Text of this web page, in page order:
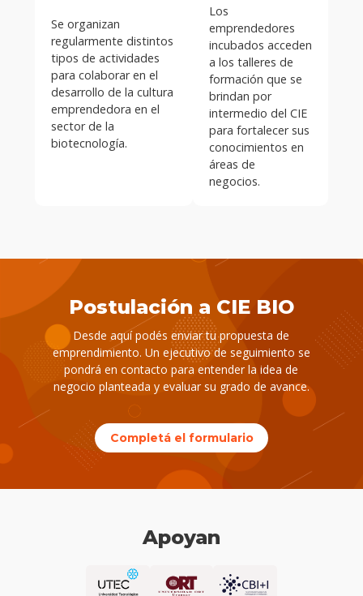
Se organizan
regularmente distintos
tipos de actividades
para colaborar en el
desarrollo de la cultura
emprendedora en el
sector de la
biotecnología.
Los
emprendedores
incubados acceden
a los talleres de
formación que se
brindan por
intermedio del CIE
para fortalecer sus
conocimientos en
áreas de
negocios.
Postulación a CIE BIO
Desde aquí podés enviar tu propuesta de
emprendimiento. Un ejecutivo de seguimiento se
pondrá en contacto para entender la idea de
negocio planteada y evaluar su grado de avance.
Completá el formulario
Apoyan